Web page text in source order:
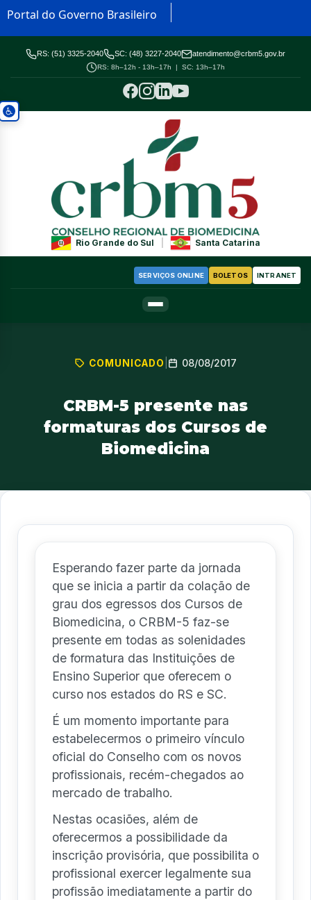
Portal do Governo Brasileiro
RS: (51) 3325-2040 SC: (48) 3227-2040 atendimento@crbm5.gov.br
RS: 8h–12h - 13h–17h | SC: 13h–17h
Rio Grande do Sul Santa Catarina
SERVIÇOS ONLINE BOLETOS INTRANET
COMUNICADO 08/08/2017
CRBM-5 presente nas
formaturas dos Cursos de
Biomedicina
Esperando fazer parte da jornada
que se inicia a partir da colação de
grau dos egressos dos Cursos de
Biomedicina, o CRBM-5 faz-se
presente em todas as solenidades
de formatura das Instituições de
Ensino Superior que oferecem o
curso nos estados do RS e SC.
É um momento importante para
estabelecermos o primeiro vínculo
oficial do Conselho com os novos
profissionais, recém-chegados ao
mercado de trabalho.
Nestas ocasiões, além de
oferecermos a possibilidade da
inscrição provisória, que possibilita o
profissional exercer legalmente sua
profissão imediatamente a partir do